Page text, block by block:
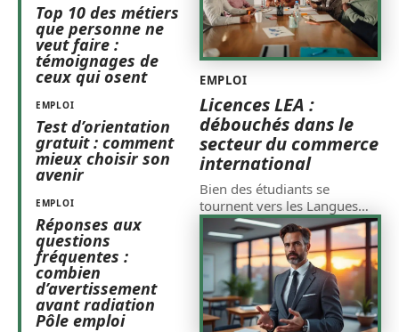
Top 10 des métiers
que personne ne
veut faire :
témoignages de
ceux qui osent
EMPLOI
Test d’orientation
gratuit : comment
mieux choisir son
avenir
EMPLOI
Réponses aux
questions
fréquentes :
combien
d’avertissement
avant radiation
Pôle emploi
EMPLOI
Licences LEA :
débouchés dans le
secteur du commerce
international
Bien des étudiants se
tournent vers les Langues…